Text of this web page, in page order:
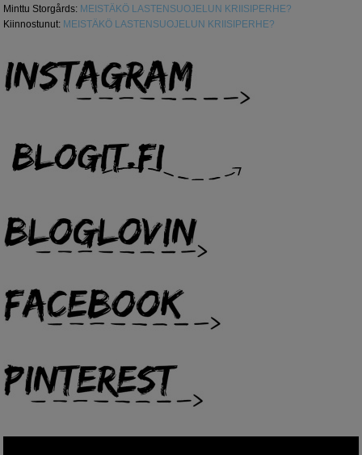
Minttu Storgårds: MEISTÄKÖ LASTENSUOJELUN KRIISIPERHE?
Kiinnostunut: MEISTÄKÖ LASTENSUOJELUN KRIISIPERHE?